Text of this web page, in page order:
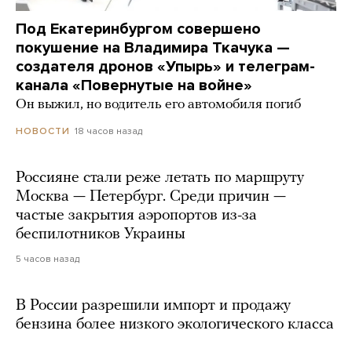
Под Екатеринбургом совершено
покушение на Владимира Ткачука —
создателя дронов «Упырь» и телеграм-
канала «Повернутые на войне»
Он выжил, но водитель его автомобиля погиб
НОВОСТИ 18 часов назад
Россияне стали реже летать по маршруту
Москва — Петербург. Среди причин —
частые закрытия аэропортов из-за
беспилотников Украины
5 часов назад
В России разрешили импорт и продажу
бензина более низкого экологического класса